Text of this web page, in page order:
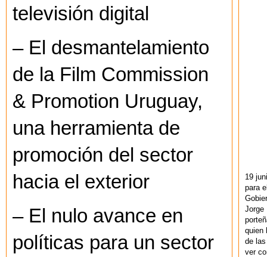
televisión digital
– El desmantelamiento
de la Film Commission
& Promotion Uruguay,
una herramienta de
promoción del sector
hacia el exterior
– El nulo avance en
políticas para un sector
19
para
Jorge
quien
de
ver